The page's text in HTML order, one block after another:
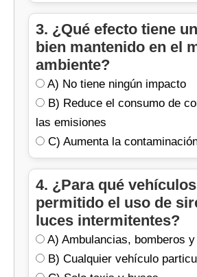
3. ¿Qué efecto tiene
bien mantenido en el
ambiente?
A) No tiene ningún impacto
B) Reduce el consumo de
las emisiones
C) Aumenta la
4. ¿Para qué
permitido el uso de
luces intermitentes?
A) Ambulancias, bomberos
B) Cualquier vehículo